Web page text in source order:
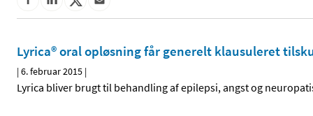
Lyrica® oral opløsning får generelt klausuleret
|6. februar 2015 |
Lyrica bliver brugt til behandling af epilepsi, angst og